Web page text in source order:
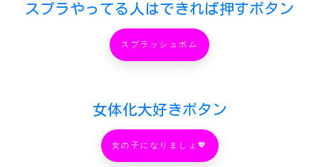
スプラやってる人はできれば押すボタン
スプラッシュボム
女体化大好きボタン
女の子になりましょ💖